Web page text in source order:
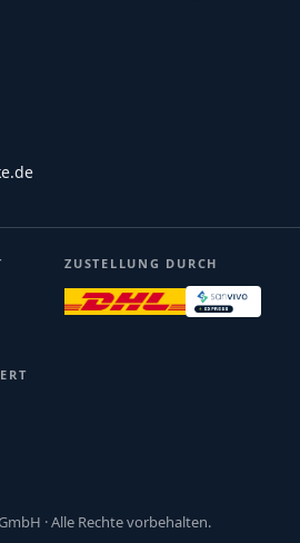
ZUSTELLUNG DURCH
· Alle Rechte vorbehalten.